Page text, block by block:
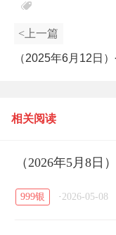
<上一篇
（2025年6月12日
相关阅读
（2026年5月8日
999银 · 2026-05-08